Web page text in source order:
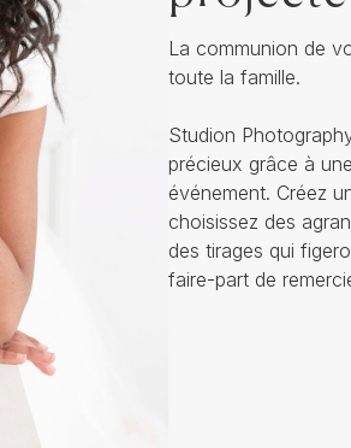
La communion de
toute la famille.
Studion
précieux grâce à
événement. Créez
choisissez des
des tirages qui
faire-part de